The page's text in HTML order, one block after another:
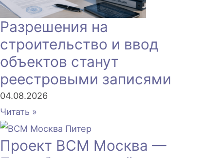
Разрешения на
строительство и ввод
объектов станут
реестровыми записями
04.08.2026
Читать »
Проект ВСМ Москва —